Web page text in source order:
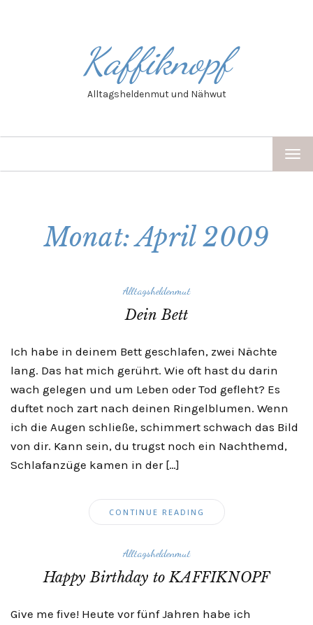
Kaffiknopf
Alltagsheldenmut und Nähwut
Monat: April 2009
Alltagsheldenmut
Dein Bett
Ich habe in deinem Bett geschlafen, zwei Nächte
lang. Das hat mich gerührt. Wie oft hast du darin
wach gelegen und um Leben oder Tod gefleht? Es
duftet noch zart nach deinen Ringelblumen. Wenn
ich die Augen schließe, schimmert schwach das Bild
von dir. Kann sein, du trugst noch ein Nachthemd,
Schlafanzüge kamen in der […]
CONTINUE READING
Alltagsheldenmut
Happy Birthday to KAFFIKNOPF
Give me five! Heute vor fünf Jahren habe ich